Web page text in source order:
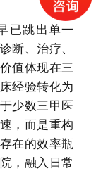
已跳出单一
断、治疗、
值体现在三
经验转化为
少数三甲医
，而是重构
在的效率瓶
，融入日常